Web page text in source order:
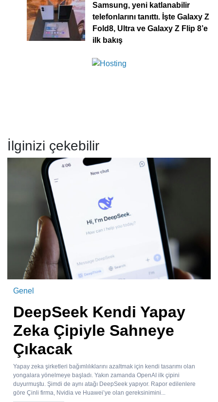
Samsung, yeni katlanabilir
telefonlarını tanıttı. İşte Galaxy Z
Fold8, Ultra ve Galaxy Z Flip 8’e
ilk bakış
İlginizi çekebilir
Genel
DeepSeek Kendi Yapay
Zeka Çipiyle Sahneye
Çıkacak
Yapay zeka şirketleri bağımlılıklarını azaltmak için kendi tasarımı olan
yongalara yönelmeye başladı. Yakın zamanda OpenAI ilk çipini
duyurmuştu. Şimdi de aynı atağı DeepSeek yapıyor. Rapor edilenlere
göre Çinli firma, Nvidia ve Huawei’ye olan gereksinimini...